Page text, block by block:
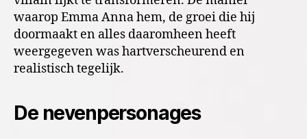
waarop Emma Anna hem, de groei die hij
doormaakt en alles daaromheen heeft
weergegeven was hartverscheurend en
realistisch tegelijk.
De nevenpersonages